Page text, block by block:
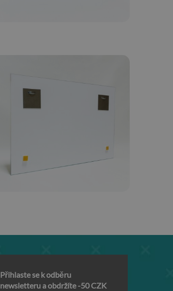
Přihlaste se k odběru
newsletteru a obdržíte -50 CZK